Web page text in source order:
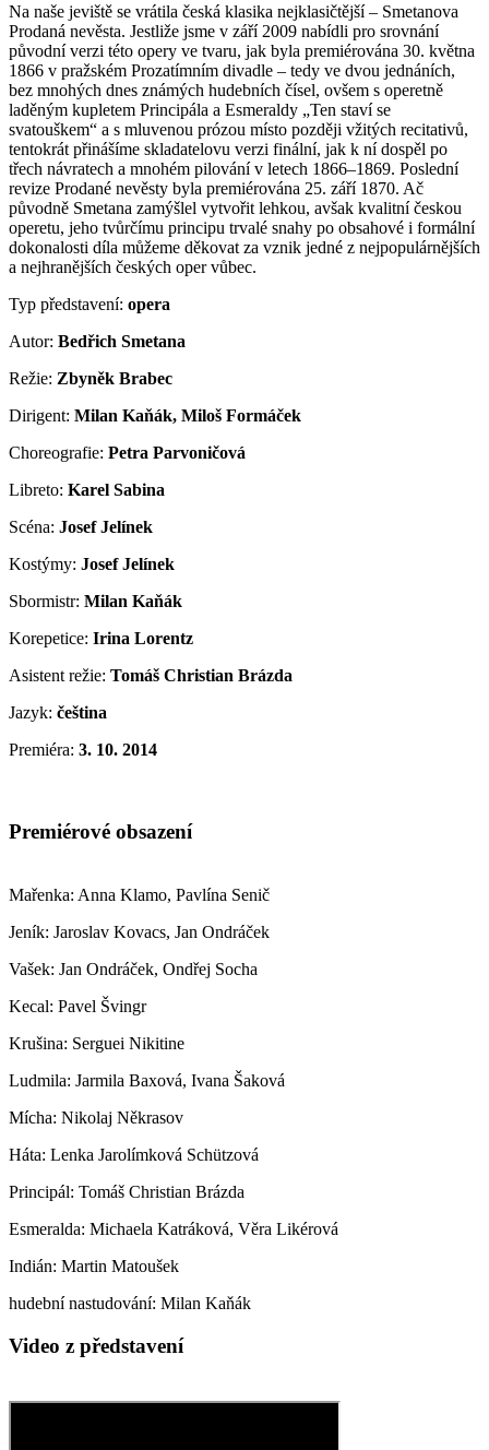
Na naše jeviště se vrátila česká klasika nejklasičtější – Smetanova
Prodaná nevěsta. Jestliže jsme v září 2009 nabídli pro srovnání
původní verzi této opery ve tvaru, jak byla premiérována 30. května
1866 v pražském Prozatímním divadle – tedy ve dvou jednáních,
bez mnohých dnes známých hudebních čísel, ovšem s operetně
laděným kupletem Principála a Esmeraldy „Ten staví se
svatouškem“ a s mluvenou prózou místo později vžitých recitativů,
tentokrát přinášíme skladatelovu verzi finální, jak k ní dospěl po
třech návratech a mnohém pilování v letech 1866–1869. Poslední
revize Prodané nevěsty byla premiérována 25. září 1870. Ač
původně Smetana zamýšlel vytvořit lehkou, avšak kvalitní českou
operetu, jeho tvůrčímu principu trvalé snahy po obsahové i formální
dokonalosti díla můžeme děkovat za vznik jedné z nejpopulárnějších
a nejhranějších českých oper vůbec.
Typ představení: opera
Autor: Bedřich Smetana
Režie: Zbyněk Brabec
Dirigent: Milan Kaňák, Miloš Formáček
Choreografie: Petra Parvoničová
Libreto: Karel Sabina
Scéna: Josef Jelínek
Kostýmy: Josef Jelínek
Sbormistr: Milan Kaňák
Korepetice: Irina Lorentz
Asistent režie: Tomáš Christian Brázda
Jazyk: čeština
Premiéra: 3. 10. 2014
Premiérové obsazení
Mařenka: Anna Klamo, Pavlína Senič
Jeník: Jaroslav Kovacs, Jan Ondráček
Vašek: Jan Ondráček, Ondřej Socha
Kecal: Pavel Švingr
Krušina: Serguei Nikitine
Ludmila: Jarmila Baxová, Ivana Šaková
Mícha: Nikolaj Někrasov
Háta: Lenka Jarolímková Schützová
Principál: Tomáš Christian Brázda
Esmeralda: Michaela Katráková, Věra Likérová
Indián: Martin Matoušek
hudební nastudování: Milan Kaňák
Video z představení